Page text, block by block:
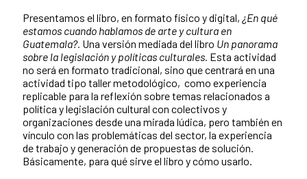
Presentamos el libro, en formato físico y digital, ¿En qué
estamos cuando hablamos de arte y cultura en
Guatemala?. Una versión mediada del libro Un panorama
sobre la legislación y políticas culturales. Esta actividad
no será en formato tradicional, sino que centrará en una
actividad tipo taller metodológico, como experiencia
replicable para la reflexión sobre temas relacionados a
política y legislación cultural con colectivos y
organizaciones desde una mirada lúdica, pero también en
vínculo con las problemáticas del sector, la experiencia
de trabajo y generación de propuestas de solución.
Básicamente, para qué sirve el libro y cómo usarlo.